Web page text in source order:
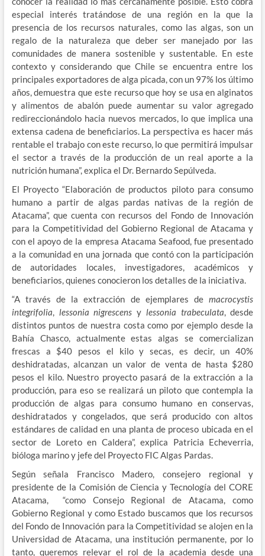
especial interés tratándose de una región en la que la
presencia de los recursos naturales, como las algas, son un
regalo de la naturaleza que deber ser manejado por las
comunidades de manera sostenible y sustentable. En este
contexto y considerando que Chile se encuentra entre los
principales exportadores de alga picada, con un 97% los último
años, demuestra que este recurso que hoy se usa en alginatos
y alimentos de abalón puede aumentar su valor agregado
redireccionándolo hacia nuevos mercados, lo que implica una
extensa cadena de beneficiarios. La perspectiva es hacer más
rentable el trabajo con este recurso, lo que permitirá impulsar
el sector a través de la producción de un real aporte a la
nutrición humana”, explica el Dr. Bernardo Sepúlveda.
El Proyecto “Elaboración de productos piloto para consumo
humano a partir de algas pardas nativas de la región de
Atacama”, que cuenta con recursos del Fondo de Innovación
para la Competitividad del Gobierno Regional de Atacama y
con el apoyo de la empresa Atacama Seafood, fue presentado
a la comunidad en una jornada que contó con la participación
de autoridades locales, investigadores, académicos y
beneficiarios, quienes conocieron los detalles de la iniciativa.
“A través de la extracción de ejemplares demacrocystis
integrifolia, lessonia nigrescens y lessonia trabeculata, desde
distintos puntos de nuestra costa como por ejemplo desde la
Bahía Chasco, actualmente estas algas se comercializan
frescas a $40 pesos el kilo y secas, es decir, un 40%
deshidratadas, alcanzan un valor de venta de hasta $280
pesos el kilo. Nuestro proyecto pasará de la extracción a la
producción, para eso se realizará un piloto que contempla la
producción de algas para consumo humano en conservas,
deshidratados y congelados, que será producido con altos
estándares de calidad en una planta de proceso ubicada en el
sector de Loreto en Caldera”, explica Patricia Echeverria,
bióloga marino y jefe del Proyecto FIC Algas Pardas.
Según señala Francisco Madero, consejero regional y
presidente de la Comisión de Ciencia y Tecnología del CORE
Atacama, “como Consejo Regional de Atacama, como
Gobierno Regional y como Estado buscamos que los recursos
del Fondo de Innovación para la Competitividad se alojen en la
Universidad de Atacama, una institución permanente, por lo
tanto, queremos relevar el rol de la academia desde una